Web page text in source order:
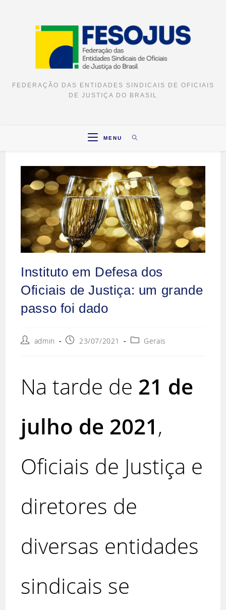
FEDERAÇÃO DAS ENTIDADES SINDICAIS DE OFICIAIS
DE JUSTIÇA DO BRASIL
MENU
Instituto em Defesa dos
Oficiais de Justiça: um grande
passo foi dado
admin 23/07/2021 Gerais
Na tarde de 21 de
julho de 2021,
Oficiais de Justiça e
diretores de
diversas entidades
sindicais se